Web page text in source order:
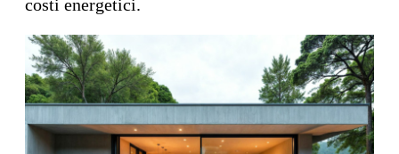
costi energetici.